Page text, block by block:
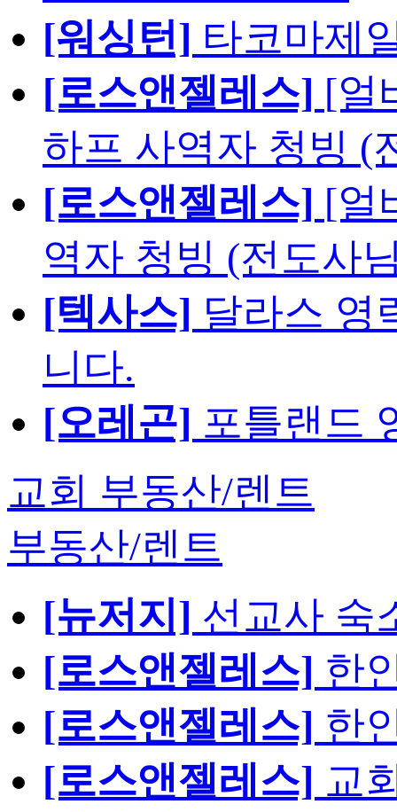
[워싱턴] 타코마제
[로스앤젤레스] [얼
하프 사역자 청빙 (
[로스앤젤레스] [얼
역자 청빙 (전도사
[텍사스] 달라스 영
니다.
[오레곤] 포틀랜드
교회 부동산/렌트
부동산/렌트
[뉴저지] 선교사 숙
[로스앤젤레스] 한
[로스앤젤레스] 한
[로스앤젤레스] 교